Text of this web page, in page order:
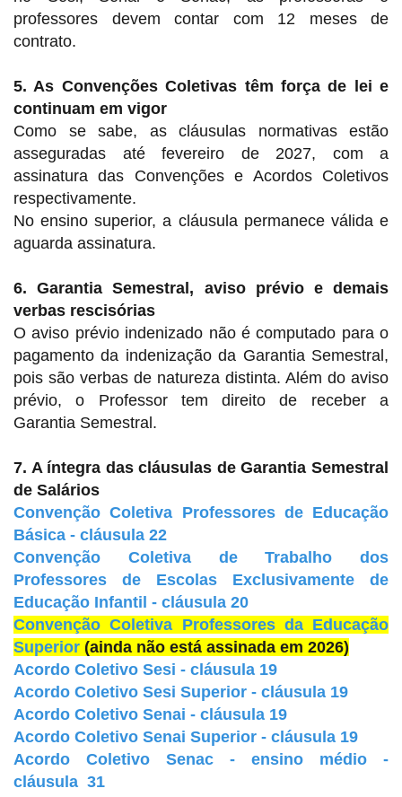
professores devem contar com 12 meses de
contrato.
5. As Convenções Coletivas têm força de lei e
continuam em vigor
Como se sabe, as cláusulas normativas estão
asseguradas até fevereiro de 2027, com a
assinatura das Convenções e Acordos Coletivos
respectivamente.
No ensino superior, a cláusula permanece válida e
aguarda assinatura.
6. Garantia Semestral, aviso prévio e demais
verbas rescisórias
O aviso prévio indenizado não é computado para o
pagamento da indenização da Garantia Semestral,
pois são verbas de natureza distinta. Além do aviso
prévio, o Professor tem direito de receber a
Garantia Semestral.
7. A íntegra das cláusulas de Garantia Semestral
de Salários
Convenção Coletiva Professores de Educação
Básica - cláusula 22
Convenção Coletiva de Trabalho dos
Professores de Escolas Exclusivamente de
Educação Infantil - cláusula 20
Convenção Coletiva Professores da Educação
Superior (ainda não está assinada em 2026)
Acordo Coletivo Sesi - cláusula 19
Acordo Coletivo Sesi Superior - cláusula 19
Acordo Coletivo Senai - cláusula 19
Acordo Coletivo Senai Superior - cláusula 19
Acordo Coletivo Senac - ensino médio -
cláusula 31